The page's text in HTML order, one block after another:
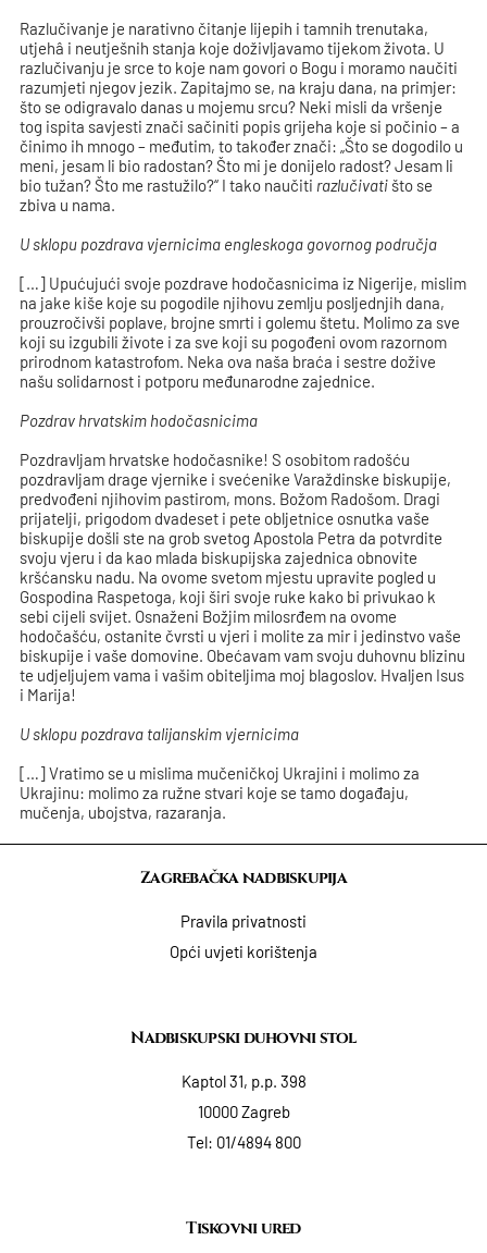
Razlučivanje je narativno čitanje lijepih i tamnih trenutaka,
utjehâ i neutješnih stanja koje doživljavamo tijekom života. U
razlučivanju je srce to koje nam govori o Bogu i moramo naučiti
razumjeti njegov jezik. Zapitajmo se, na kraju dana, na primjer:
što se odigravalo danas u mojemu srcu? Neki misli da vršenje
tog ispita savjesti znači sačiniti popis grijeha koje si počinio – a
činimo ih mnogo – međutim, to također znači: „Što se dogodilo u
meni, jesam li bio radostan? Što mi je donijelo radost? Jesam li
bio tužan? Što me rastužilo?“ I tako naučiti razlučivati što se
zbiva u nama.
U sklopu pozdrava vjernicima engleskoga govornog područja
[…] Upućujući svoje pozdrave hodočasnicima iz Nigerije, mislim
na jake kiše koje su pogodile njihovu zemlju posljednjih dana,
prouzročivši poplave, brojne smrti i golemu štetu. Molimo za sve
koji su izgubili živote i za sve koji su pogođeni ovom razornom
prirodnom katastrofom. Neka ova naša braća i sestre dožive
našu solidarnost i potporu međunarodne zajednice.
Pozdrav hrvatskim hodočasnicima
Pozdravljam hrvatske hodočasnike! S osobitom radošću
pozdravljam drage vjernike i svećenike Varaždinske biskupije,
predvođeni njihovim pastirom, mons. Božom Radošom. Dragi
prijatelji, prigodom dvadeset i pete obljetnice osnutka vaše
biskupije došli ste na grob svetog Apostola Petra da potvrdite
svoju vjeru i da kao mlada biskupijska zajednica obnovite
kršćansku nadu. Na ovome svetom mjestu upravite pogled u
Gospodina Raspetoga, koji širi svoje ruke kako bi privukao k
sebi cijeli svijet. Osnaženi Božjim milosrđem na ovome
hodočašću, ostanite čvrsti u vjeri i molite za mir i jedinstvo vaše
biskupije i vaše domovine. Obećavam vam svoju duhovnu blizinu
te udjeljujem vama i vašim obiteljima moj blagoslov. Hvaljen Isus
i Marija!
U sklopu pozdrava talijanskim vjernicima
[…] Vratimo se u mislima mučeničkoj Ukrajini i molimo za
Ukrajinu: molimo za ružne stvari koje se tamo događaju,
mučenja, ubojstva, razaranja.
Zagrebačka nadbiskupija
Pravila privatnosti
Opći uvjeti korištenja
Nadbiskupski duhovni stol
Kaptol 31, p.p. 398
10000 Zagreb
Tel: 01/4894 800
Tiskovni ured